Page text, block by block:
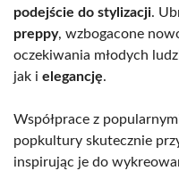
podejście do stylizacji.
preppy, wzbogacone
oczekiwania młodych
jak i elegancję.
Współprace z
popkultury skutecznie
inspirując je do